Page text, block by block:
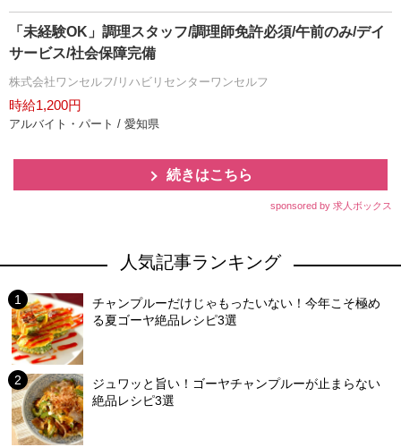
「未経験OK」調理スタッフ/調理師免許必須/午前のみ/デイ
サービス/社会保障完備
株式会社ワンセルフ/リハビリセンターワンセルフ
時給1,200円
アルバイト・パート / 愛知県
続きはこちら
sponsored by 求人ボックス
人気記事ランキング
チャンプルーだけじゃもったいない！今年こそ極め
る夏ゴーヤ絶品レシピ3選
ジュワッと旨い！ゴーヤチャンプルーが止まらない
絶品レシピ3選